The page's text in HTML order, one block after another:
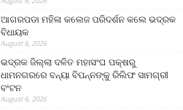
ଆଗରପଡା ମହିଳା କଲେଜ ପରିଦର୍ଶନ କଲେ ଭଦ୍ରକ
ବିଧାୟକ
August 6, 2026
ଭଦ୍ରକ ଜିଲ୍ଲା ଦଳିତ ମହାସଂଘ ପକ୍ଷରୁ
ଧାମନଗରରେ ବନ୍ୟା ବିପନ୍ନଙ୍କୁ ରିଲିଫ ସାମଗ୍ରୀ
ବଂଟନ
August 6, 2026